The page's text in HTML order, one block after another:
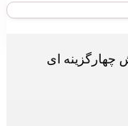
خورده “1000 پرسش چهارگزینه ای